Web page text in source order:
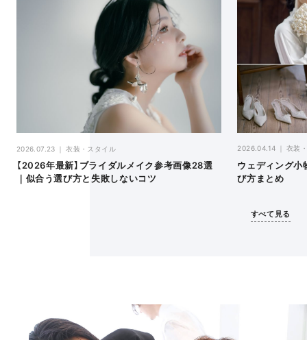
2026.07.23 衣装・スタイル
【2026年最新】ブライダルメイク参考画像28選
｜似合う選び方と失敗しないコツ
2026.04.14 衣装
ウェディング小
び方まとめ
すべて見る